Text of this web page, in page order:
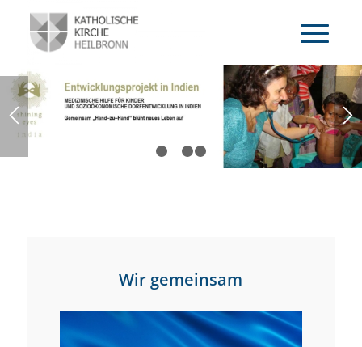
ERFAHREN SIE MEHR
1 2 3 4
Wir gemeinsam